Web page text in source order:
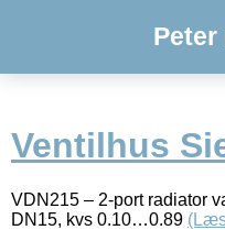
Peter
Ventilhus
VDN215 – 2-port radiator
DN15, kvs 0.10…0.89